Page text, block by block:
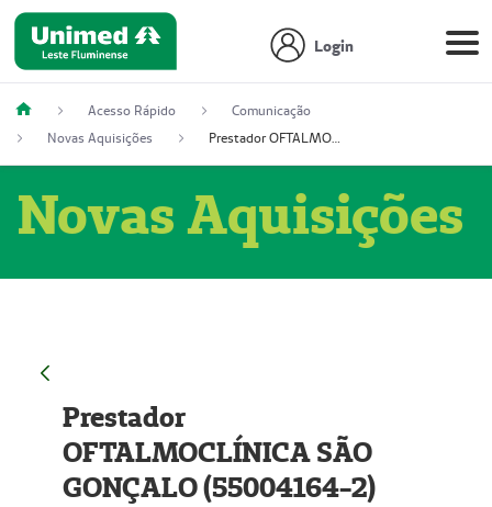
Login
Acesso Rápido
Comunicação
Novas Aquisições
Prestador OFTALMOCLÍNICA SÃO GONÇALO (55004164-2)
Novas Aquisições
Prestador
OFTALMOCLÍNICA SÃO
GONÇALO (55004164-2)